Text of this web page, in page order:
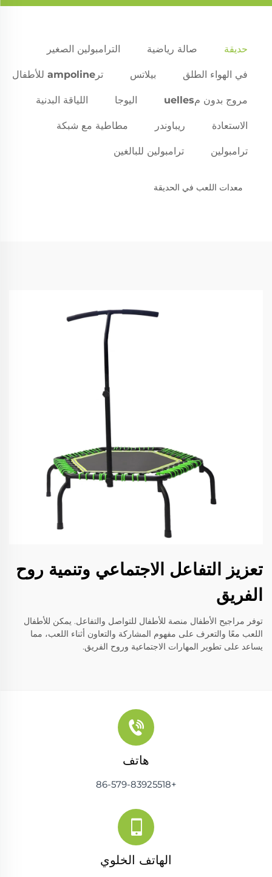
حديقة صالة رياضية الترامبولين الصغير
في الهواء الطلق بيلاتس ترampoline للأطفال
مروج بدون مuelles اليوجا اللياقة البدنية
الاستعادة ريباوندر مطاطية مع شبكة
ترامبولين ترامبولين للبالغين
معدات اللعب في الحديقة
تعزيز التفاعل الاجتماعي وتنمية روح
الفريق
توفر مراجيح الأطفال منصة للأطفال للتواصل والتفاعل. يمكن للأطفال
اللعب معًا والتعرف على مفهوم المشاركة والتعاون أثناء اللعب، مما
يساعد على تطوير المهارات الاجتماعية وروح الفريق.
هاتف
+86-579-83925518
الهاتف الخلوي